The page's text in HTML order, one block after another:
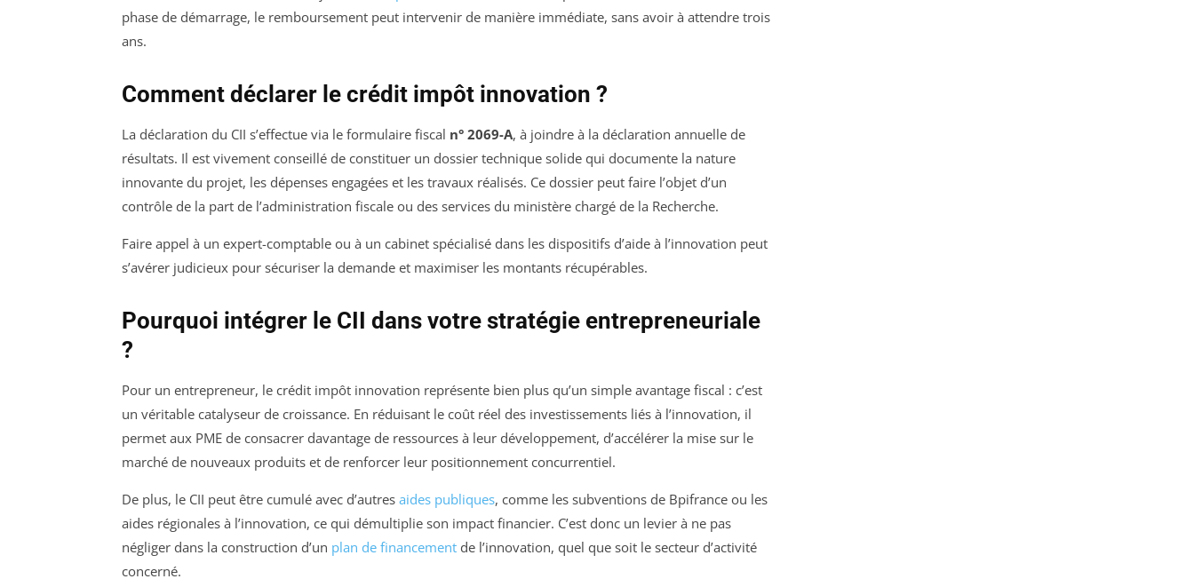
phase de démarrage, le remboursement peut intervenir de manière immédiate, sans avoir à attendre trois
ans.
Comment déclarer le crédit impôt innovation ?
La déclaration du CII s’effectue via le formulaire fiscal n° 2069-A, à joindre à la déclaration annuelle de
résultats. Il est vivement conseillé de constituer un dossier technique solide qui documente la nature
innovante du projet, les dépenses engagées et les travaux réalisés. Ce dossier peut faire l’objet d’un
contrôle de la part de l’administration fiscale ou des services du ministère chargé de la Recherche.
Faire appel à un expert-comptable ou à un cabinet spécialisé dans les dispositifs d’aide à l’innovation peut
s’avérer judicieux pour sécuriser la demande et maximiser les montants récupérables.
Pourquoi intégrer le CII dans votre stratégie entrepreneuriale
?
Pour un entrepreneur, le crédit impôt innovation représente bien plus qu’un simple avantage fiscal : c’est
un véritable catalyseur de croissance. En réduisant le coût réel des investissements liés à l’innovation, il
permet aux PME de consacrer davantage de ressources à leur développement, d’accélérer la mise sur le
marché de nouveaux produits et de renforcer leur positionnement concurrentiel.
De plus, le CII peut être cumulé avec d’autres aides publiques, comme les subventions de Bpifrance ou les
aides régionales à l’innovation, ce qui démultiplie son impact financier. C’est donc un levier à ne pas
négliger dans la construction d’un plan de financement de l’innovation, quel que soit le secteur d’activité
concerné.